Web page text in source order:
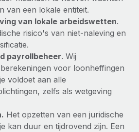
van een lokale entiteit.
van lokale arbeidswetten.
risico's van niet-naleving en
payrollbeheer. Wij
voor loonheffingen
voldoet aan alle
zelfs als wetgeving
Het opzetten van een juridische
kan duur en tijdrovend zijn. Een